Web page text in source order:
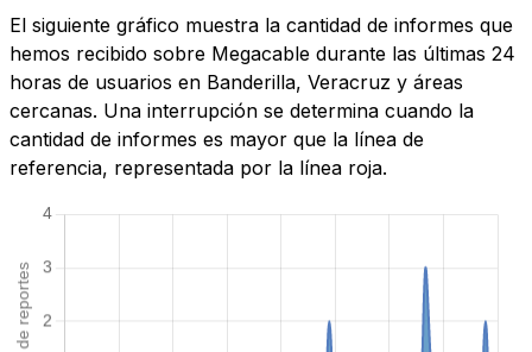
El siguiente gráfico muestra la cantidad de informes que
hemos recibido sobre Megacable durante las últimas 24
horas de usuarios en Banderilla, Veracruz y áreas
cercanas. Una interrupción se determina cuando la
cantidad de informes es mayor que la línea de
referencia, representada por la línea roja.